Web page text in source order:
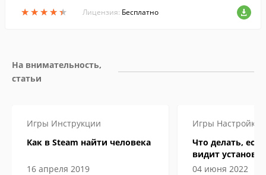
★★★★★
★★★★★ Лицензия: Бесплатно
На внимательность,
статьи
Игры Инструкции
Как в Steam найти человека
16 апреля 2019
Игры Настройка
Что делать,
видит
04 июня 2022